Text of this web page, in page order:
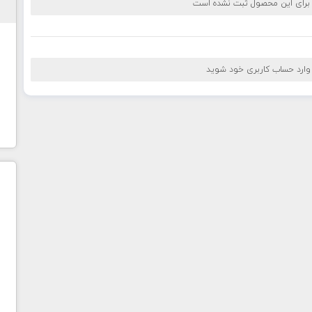
برای این محصول ثبت نشده است
وارد حساب کاربری خود شوید